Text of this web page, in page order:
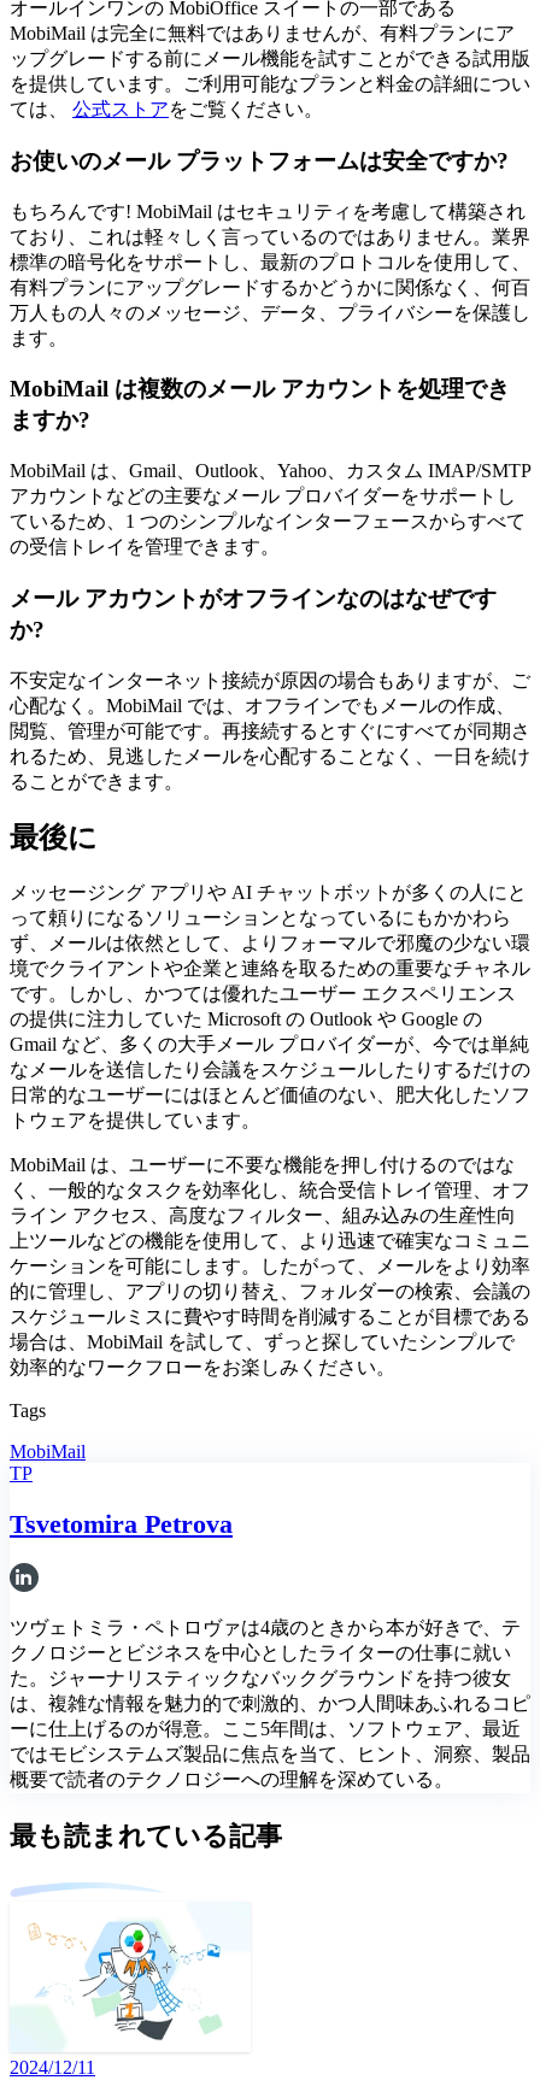
オールインワンの MobiOffice スイートの一部である
MobiMail は完全に無料ではありませんが、有料プランにア
ップグレードする前にメール機能を試すことができる試用版
を提供しています。ご利用可能なプランと料金の詳細につい
ては、 公式ストアをご覧ください。
お使いのメール プラットフォームは安全ですか?
もちろんです! MobiMail はセキュリティを考慮して構築され
ており、これは軽々しく言っているのではありません。業界
標準の暗号化をサポートし、最新のプロトコルを使用して、
有料プランにアップグレードするかどうかに関係なく、何百
万人もの人々のメッセージ、データ、プライバシーを保護し
ます。
MobiMail は複数のメール アカウントを処理でき
ますか?
MobiMail は、Gmail、Outlook、Yahoo、カスタム IMAP/SMTP
アカウントなどの主要なメール プロバイダーをサポートし
ているため、1 つのシンプルなインターフェースからすべて
の受信トレイを管理できます。
メール アカウントがオフラインなのはなぜです
か?
不安定なインターネット接続が原因の場合もありますが、ご
心配なく。MobiMail では、オフラインでもメールの作成、
閲覧、管理が可能です。再接続するとすぐにすべてが同期さ
れるため、見逃したメールを心配することなく、一日を続け
ることができます。
最後に
メッセージング アプリや AI チャットボットが多くの人にと
って頼りになるソリューションとなっているにもかかわら
ず、メールは依然として、よりフォーマルで邪魔の少ない環
境でクライアントや企業と連絡を取るための重要なチャネル
です。しかし、かつては優れたユーザー エクスペリエンス
の提供に注力していた Microsoft の Outlook や Google の
Gmail など、多くの大手メール プロバイダーが、今では単純
なメールを送信したり会議をスケジュールしたりするだけの
日常的なユーザーにはほとんど価値のない、肥大化したソフ
トウェアを提供しています。
MobiMail は、ユーザーに不要な機能を押し付けるのではな
く、一般的なタスクを効率化し、統合受信トレイ管理、オフ
ライン アクセス、高度なフィルター、組み込みの生産性向
上ツールなどの機能を使用して、より迅速で確実なコミュニ
ケーションを可能にします。したがって、メールをより効率
的に管理し、アプリの切り替え、フォルダーの検索、会議の
スケジュールミスに費やす時間を削減することが目標である
場合は、MobiMail を試して、ずっと探していたシンプルで
効率的なワークフローをお楽しみください。
Tags
MobiMail
TP
Tsvetomira Petrova
ツヴェトミラ・ペトロヴァは4歳のときから本が好きで、テ
クノロジーとビジネスを中心としたライターの仕事に就い
た。ジャーナリスティックなバックグラウンドを持つ彼女
は、複雑な情報を魅力的で刺激的、かつ人間味あふれるコピ
ーに仕上げるのが得意。ここ5年間は、ソフトウェア、最近
ではモビシステムズ製品に焦点を当て、ヒント、洞察、製品
概要で読者のテクノロジーへの理解を深めている。
最も読まれている記事
2024/12/11